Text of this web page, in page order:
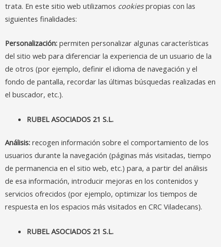
trata. En este sitio web utilizamos cookiespropias con las
siguientes finalidades:
Personalización: permiten personalizar algunas características
del sitio web para diferenciar la experiencia de un usuario de la
de otros (por ejemplo, definir el idioma de navegación y el
fondo de pantalla, recordar las últimas búsquedas realizadas en
el buscador, etc.).
RUBEL ASOCIADOS 21 S.L.
Análisis: recogen información sobre el comportamiento de los
usuarios durante la navegación (páginas más visitadas, tiempo
de permanencia en el sitio web, etc.) para, a partir del análisis
de esa información, introducir mejoras en los contenidos y
servicios ofrecidos (por ejemplo, optimizar los tiempos de
respuesta en los espacios más visitados en CRC Viladecans).
RUBEL ASOCIADOS 21 S.L.